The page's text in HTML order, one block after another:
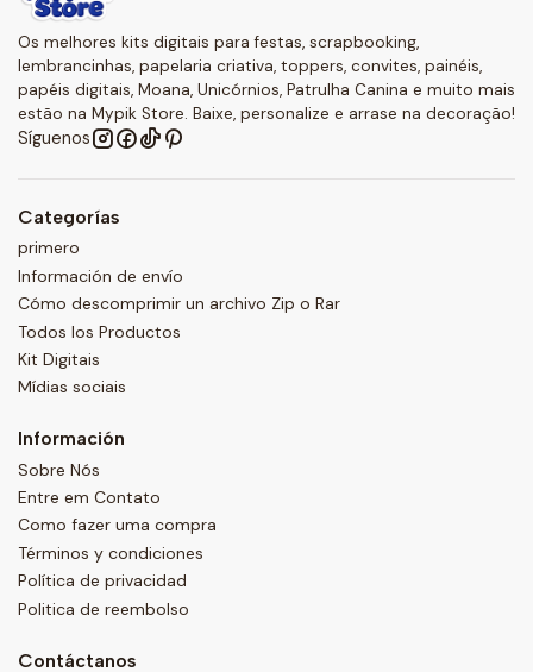
Os melhores kits digitais para festas, scrapbooking,
lembrancinhas, papelaria criativa, toppers, convites, painéis,
papéis digitais, Moana, Unicórnios, Patrulha Canina e muito mais
estão na Mypik Store. Baixe, personalize e arrase na decoração!
Síguenos
Categorías
primero
Información de envío
Cómo descomprimir un archivo Zip o Rar
Todos los Productos
Kit Digitais
Mídias sociais
Información
Sobre Nós
Entre em Contato
Como fazer uma compra
Términos y condiciones
Política de privacidad
Politica de reembolso
Contáctanos